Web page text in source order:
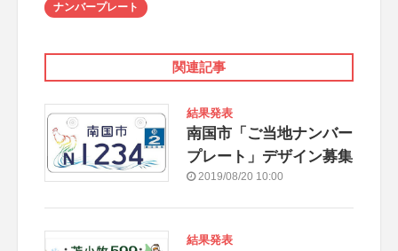
ナンバープレート
関連記事
結果発表
南国市「ご当地ナンバー
プレート」デザイン募集
2019/08/20 10:00
結果発表